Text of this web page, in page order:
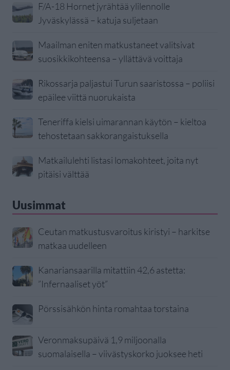
F/A-18 Hornet jyrähtää ylilennolle
Jyväskylässä – katuja suljetaan
Maailman eniten matkustaneet valitsivat
suosikkikohteensa – yllättävä voittaja
Rikossarja paljastui Turun saaristossa – poliisi
epäilee viittä nuorukaista
Teneriffa kielsi uimarannan käytön – kieltoa
tehostetaan sakkorangaistuksella
Matkailulehti listasi lomakohteet, joita nyt
pitäisi välttää
Uusimmat
Ceutan matkustusvaroitus kiristyi – harkitse
matkaa uudelleen
Kanariansaarilla mitattiin 42,6 astetta:
”Infernaaliset yöt”
Pörssisähkön hinta romahtaa torstaina
Veronmaksupäivä 1,9 miljoonalla
suomalaisella – viivästyskorko juoksee heti